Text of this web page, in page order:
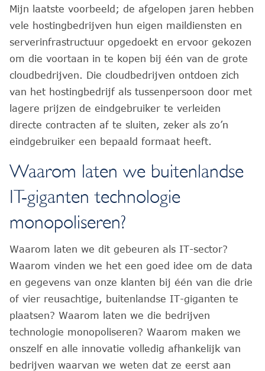
Mijn laatste voorbeeld; de afgelopen jaren hebben
vele hostingbedrijven hun eigen maildiensten en
serverinfrastructuur opgedoekt en ervoor gekozen
om die voortaan in te kopen bij één van de grote
cloudbedrijven. Die cloudbedrijven ontdoen zich
van het hostingbedrijf als tussenpersoon door met
lagere prijzen de eindgebruiker te verleiden
directe contracten af te sluiten, zeker als zo’n
eindgebruiker een bepaald formaat heeft.
Waarom laten we buitenlandse
IT-giganten technologie
monopoliseren?
Waarom laten we dit gebeuren als IT-sector?
Waarom vinden we het een goed idee om de data
en gegevens van onze klanten bij één van die drie
of vier reusachtige, buitenlandse IT-giganten te
plaatsen? Waarom laten we die bedrijven
technologie monopoliseren? Waarom maken we
onszelf en alle innovatie volledig afhankelijk van
bedrijven waarvan we weten dat ze eerst aan